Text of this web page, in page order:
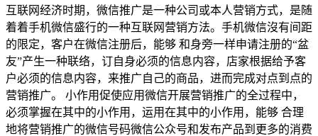
互联网经济时期，微信推广是一种公司或本人营销方式，是随
着着手机微信盛行的一种互联网营销方法。手机微信沒有间距
的限定，客户在微信注册后，能够 和身旁一样申请注册的“盆
友”产生一种联络，订自身必须的信息内容，店家根据给予客
户必须的信息内容，来推广自己的商品，进而完成对点到点的
营销推广。 小作用促使应用微信开展营销推广的全过程中，
必须掌握在其中的小作用，运用在其中的小作用，能够 合理
地将营销推广的微信号码微信公众号和发布产品到更多的消费